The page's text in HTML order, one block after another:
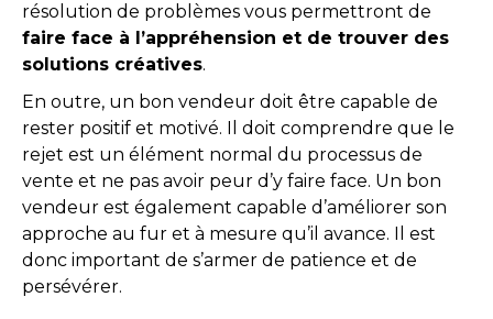
résolution de problèmes vous permettront de
faire face à l’appréhension et de trouver des
solutions créatives.
En outre, un bon vendeur doit être capable de
rester positif et motivé. Il doit comprendre que le
rejet est un élément normal du processus de
vente et ne pas avoir peur d’y faire face. Un bon
vendeur est également capable d’améliorer son
approche au fur et à mesure qu’il avance. Il est
donc important de s’armer de patience et de
persévérer.